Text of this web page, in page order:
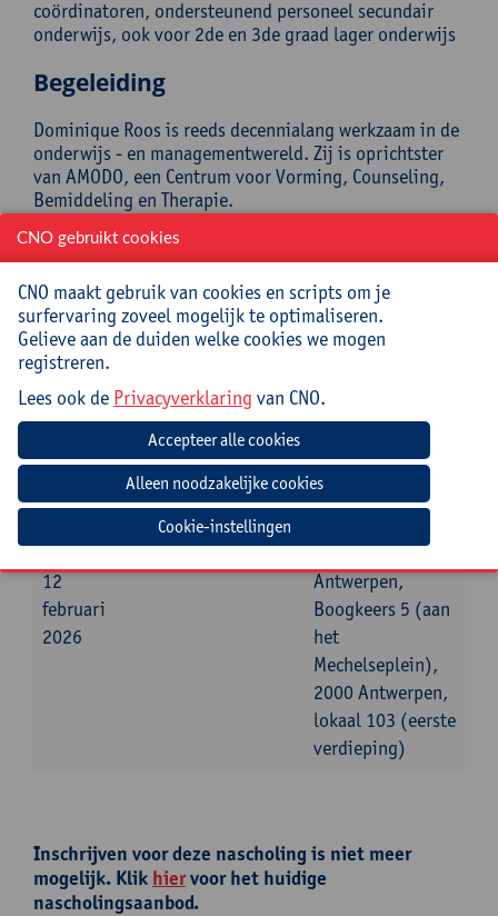
coördinatoren, ondersteunend personeel secundair
onderwijs, ook voor 2de en 3de graad lager onderwijs
Begeleiding
Dominique Roos is reeds decennialang werkzaam in de
onderwijs - en managementwereld. Zij is oprichtster
van AMODO, een Centrum voor Vorming, Counseling,
Bemiddeling en Therapie.
Praktisch
Cursuscode:25/OND/005B
Cursusmateriaal en lunch inbegrepen
Jouw bijdrage: 132 EUR.
Inlichtingen bij: Gonda Peeters, 03 265 56 27,
gonda.peeters@uantwerpen.be
Datum Beginuur Einduur
Locatie
donderdag
12
februari
2026
09:30u 16:30u
Universiteit
Antwerpen,
Boogkeers 5 (aan
het
Mechelseplein),
2000 Antwerpen,
lokaal 103 (eerste
verdieping)
Inschrijven voor deze nascholing is niet meer
mogelijk. Klik hiervoor het huidige
nascholingsaanbod.
CNO gebruikt cookies
CNO maakt gebruik van cookies en scripts om je
surfervaring zoveel mogelijk te optimaliseren.
Gelieve aan de duiden welke cookies we mogen
registreren.
Lees ook de Privacyverklaring van CNO.
Cookie-instellingen